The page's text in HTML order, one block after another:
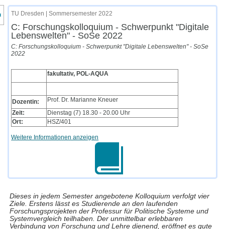
des Kursmenüs
TU Dresden | Sommersemester 2022
C: Forschungskolloquium - Schwerpunkt "Digitale
Lebenswelten" - SoSe 2022
C: Forschungskolloquium - Schwerpunkt "Digitale Lebenswelten" - SoSe
2022
fakultativ, POL-AQUA
Dozentin:
Prof. Dr. Marianne Kneuer
Zeit:
Dienstag (7) 18.30 - 20.00 Uhr
Ort:
HSZ/401
Weitere Informationen anzeigen